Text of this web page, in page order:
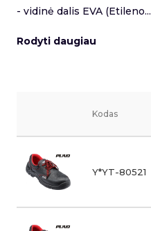
- vidinė dalis EVA (Etileno...
Rodyti daugiau
Kodas
Y*YT-80521